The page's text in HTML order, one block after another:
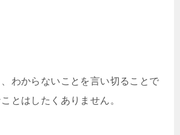
わからないことを言い切ることで
とはしたくありません。